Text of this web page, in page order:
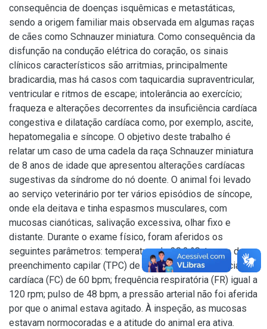
consequência de doenças isquêmicas e metastáticas,
sendo a origem familiar mais observada em algumas raças
de cães como Schnauzer miniatura. Como consequência da
disfunção na condução elétrica do coração, os sinais
clínicos característicos são arritmias, principalmente
bradicardia, mas há casos com taquicardia supraventricular,
ventricular e ritmos de escape; intolerância ao exercício;
fraqueza e alterações decorrentes da insuficiência cardíaca
congestiva e dilatação cardíaca como, por exemplo, ascite,
hepatomegalia e síncope. O objetivo deste trabalho é
relatar um caso de uma cadela da raça Schnauzer miniatura
de 8 anos de idade que apresentou alterações cardíacas
sugestivas da síndrome do nó doente. O animal foi levado
ao serviço veterinário por ter vários episódios de síncope,
onde ela deitava e tinha espasmos musculares, com
mucosas cianóticas, salivação excessiva, olhar fixo e
distante. Durante o exame físico, foram aferidos os
seguintes parâmetros: temperatura de 38,2 °C; tempo de
preenchimento capilar (TPC) de 3 segundos; frequência
cardíaca (FC) de 60 bpm; frequência respiratória (FR) igual a
120 rpm; pulso de 48 bpm, a pressão arterial não foi aferida
por que o animal estava agitado. À inspeção, as mucosas
estavam normocoradas e a atitude do animal era ativa.